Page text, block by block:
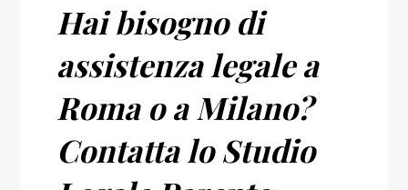
Hai bisogno di
assistenza legale a
Roma o a Milano?
Contatta lo Studio